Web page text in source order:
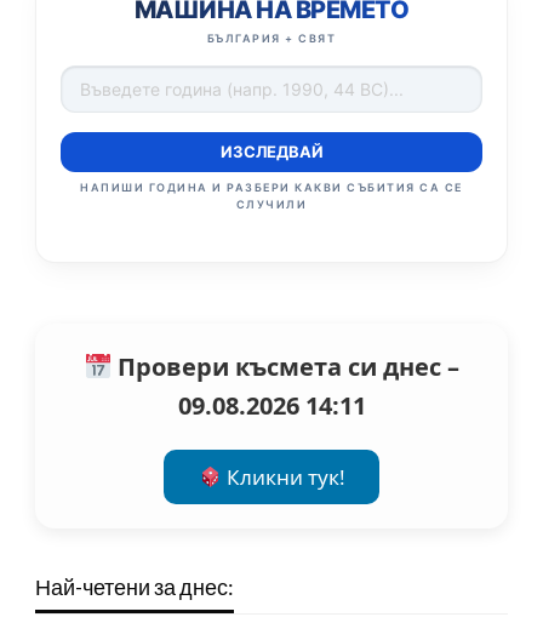
МАШИНА НА ВРЕМЕТО
БЪЛГАРИЯ + СВЯТ
ИЗСЛЕДВАЙ
НАПИШИ ГОДИНА И РАЗБЕРИ КАКВИ СЪБИТИЯ СА СЕ
СЛУЧИЛИ
Провери късмета си днес –
09.08.2026 14:11
Кликни тук!
Най-четени за днес: